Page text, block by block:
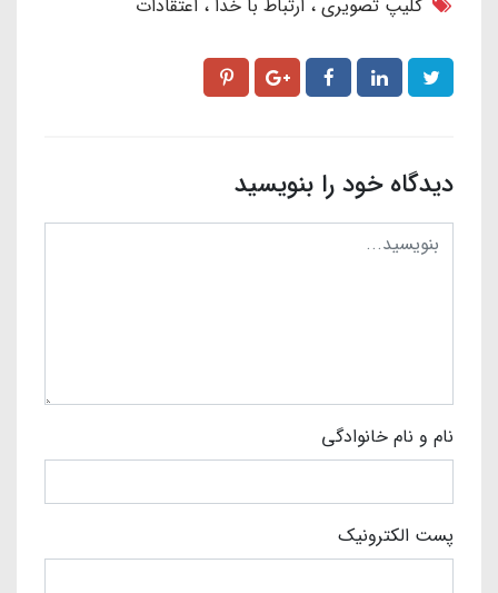
کلیپ تصویری
ارتباط با خدا اعتقادات
دیدگاه خود را بنویسید
نام و نام خانوادگی
پست الکترونیک